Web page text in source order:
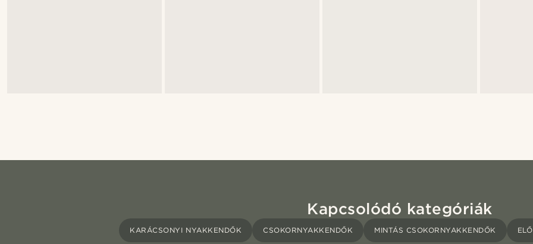
Kapcsolódó kategóriák
KARÁCSONYI NYAKKENDŐK CSOKORNYAKKENDŐK MINTÁS CSOKORNYAKKENDŐK